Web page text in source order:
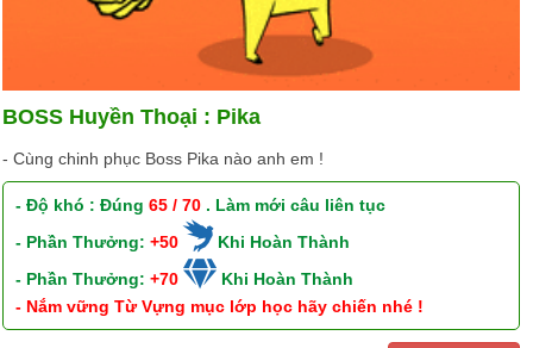
BOSS Huyền Thoại : Pika
- Cùng chinh phục Boss Pika nào anh em !
- Độ khó : Đúng65 / 70 . Làm mới câu liên tục
- Phần Thưởng:+50
Khi Hoàn Thành
- Phần Thưởng:+70
Khi Hoàn Thành
- Nắm vững Từ Vựng mục lớp học hãy chiến nhé !